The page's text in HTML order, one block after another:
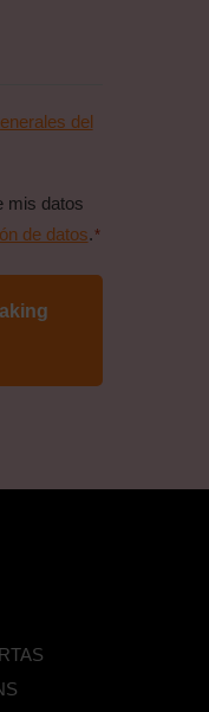
del
mis datos
de datos. *